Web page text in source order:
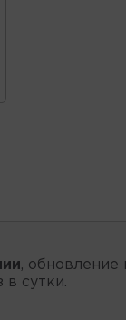
, обновление
в сутки.